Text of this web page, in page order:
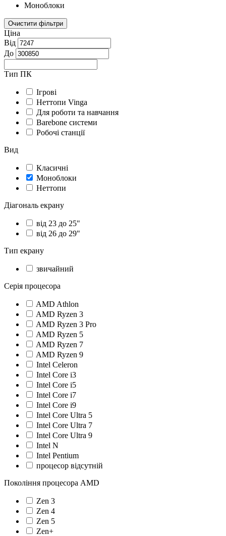
Моноблоки
Очистити фільтри
Ціна
Від
До
Тип ПК
Ігрові
Неттопи Vinga
Для роботи та навчання
Barebone системи
Робочі станції
Вид
Класичні
Моноблоки
Неттопи
Діагональ екрану
від 23 до 25"
від 26 до 29"
Тип екрану
звичайний
Серія процесора
AMD Athlon
AMD Ryzen 3
AMD Ryzen 3 Pro
AMD Ryzen 5
AMD Ryzen 7
AMD Ryzen 9
Intel Celeron
Intel Core i3
Intel Core i5
Intel Core i7
Intel Core i9
Intel Core Ultra 5
Intel Core Ultra 7
Intel Core Ultra 9
Intel N
Intel Pentium
процесор відсутній
Покоління процесора AMD
Zen 3
Zen 4
Zen 5
Zen+